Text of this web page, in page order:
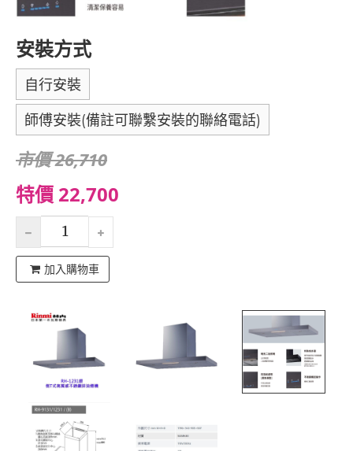
安裝方式
自行安裝
師傅安裝(備註可聯繫安裝的聯絡電話)
市價 26,710
特價 22,700
加入購物車